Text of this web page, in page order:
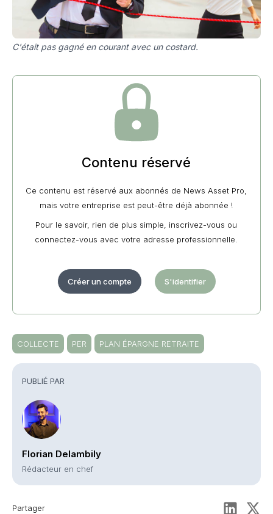
PUBLIÉ PAR
Florian Delambily
Rédacteur en chef
Partager
C'était pas gagné en courant avec un costard.
Contenu réservé
Ce contenu est réservé aux abonnés de News Asset Pro,
mais votre entreprise est peut-être déjà abonnée !
Pour le savoir, rien de plus simple, inscrivez-vous ou
connectez-vous avec votre adresse professionnelle.
Créer un compte S'identifier
COLLECTE PER PLAN ÉPARGNE RETRAITE